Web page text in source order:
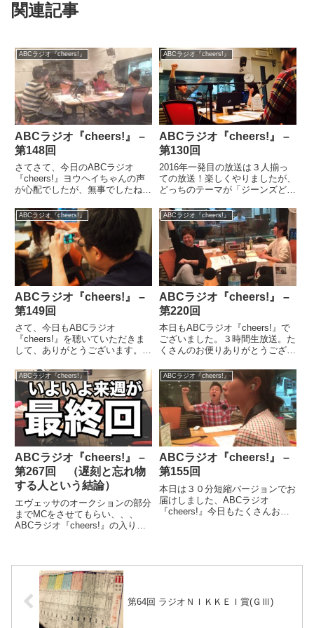
関連記事
ABCラジオ『cheers!』
ABCラジオ『cheers!』 –
第148回
さてさて、今日のABCラジオ
『cheers!』ヨウヘイちゃんの声
が心配でしたが、無事でしたね。
出なくなったらって考えたら怖い
ですよね。僕の喉は大丈夫なのか
しら？今日はそれぞれのオンエア
に持ち込むものを撮ってみた...
ABCラジオ『cheers!』
ABCラジオ『cheers!』 –
第130回
2016年一発目の放送は３人揃っ
ての放送！楽しくやりましたが、
どっちのテーマが「ジーンズどっ
いな話をするのを忘れるっていう
やつ！そして、メンバーほぼ、体
調不良で家を出ないパター
ン、、、ひたすら家飲みしてたパ
ター...
ABCラジオ『cheers!』
ABCラジオ『cheers!』 –
第149回
さて、今日もABCラジオ
『cheers!』を聴いていただきま
して、ありがとうございます。い
珈琲を持ってきてくれるんです
が、、それが嬉しくてね♪絶妙な
タイミングでございます。さて、
今日のどっちですが、、、『星空
ど...
ABCラジオ『cheers!』
ABCラジオ『cheers!』 –
第220回
本日もABCラジオ『cheers!』で
ございました。３時間生放送。た
くさんのお便りありがとうござい
もさせてもらって、、、感謝感謝
ですよ。いい宣伝させてもらいま
した、ありがとうございます。本
日、２３：３０〜BS1...
ABCラジオ『cheers!』
ABCラジオ『cheers!』 –
第267回 （遅刻と忘れ物
する人という結論）
エヴェッサのオークションの部分
までMCをさせてもらい、、、
ABCラジオ『cheers!』の入り時
す、、いわゆる遅刻。事前にお話
はしてたんですが、結果的に...
ABCラジオ『cheers!』
ABCラジオ『cheers!』 –
第155回
本日は３０分短縮バージョンでお
届けしました、ABCラジオ
『cheers!』今日もたくさんお便
っち』僕は、『花 〜すべて...
第64回 ラジオＮＩＫＫＥＩ賞(ＧⅢ)